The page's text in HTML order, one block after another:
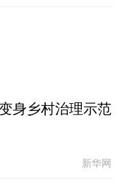
变身乡村治理示范
新华网